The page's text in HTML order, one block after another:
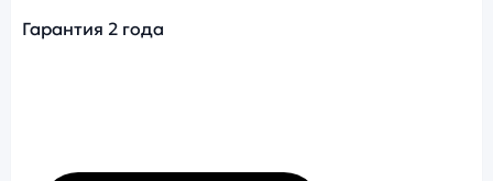
Гарантия 2 года